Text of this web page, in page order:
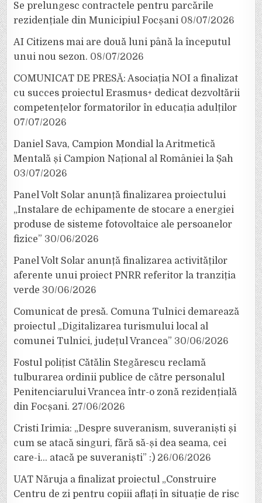
Se prelungesc contractele pentru parcările
rezidențiale din Municipiul Focșani 08/07/2026
AI Citizens mai are două luni până la începutul
unui nou sezon. 08/07/2026
COMUNICAT DE PRESĂ: Asociația NOI a finalizat
cu succes proiectul Erasmus+ dedicat dezvoltării
competențelor formatorilor în educația adulților
07/07/2026
Daniel Sava, Campion Mondial la Aritmetică
Mentală și Campion Național al României la Șah
03/07/2026
Panel Volt Solar anunță finalizarea proiectului
„Instalare de echipamente de stocare a energiei
produse de sisteme fotovoltaice ale persoanelor
fizice” 30/06/2026
Panel Volt Solar anunță finalizarea activităților
aferente unui proiect PNRR referitor la tranziția
verde 30/06/2026
Comunicat de presă. Comuna Tulnici demarează
proiectul „Digitalizarea turismului local al
comunei Tulnici, județul Vrancea” 30/06/2026
Fostul polițist Cătălin Stegărescu reclamă
tulburarea ordinii publice de către personalul
Penitenciarului Vrancea într-o zonă rezidențială
din Focșani. 27/06/2026
Cristi Irimia: „Despre suveranism, suveraniști și
cum se atacă singuri, fără să-și dea seama, cei
care-i… atacă pe suveraniști” :) 26/06/2026
UAT Năruja a finalizat proiectul „Construire
Centru de zi pentru copiii aflați în situație de risc